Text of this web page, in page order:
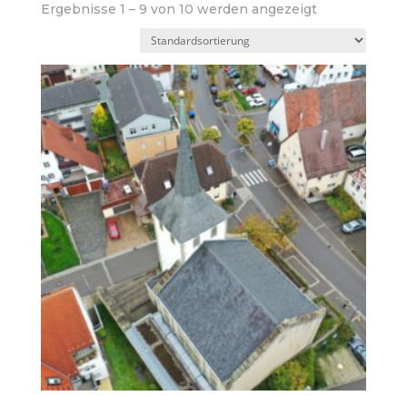
Ergebnisse 1 – 9 von 10 werden angezeigt